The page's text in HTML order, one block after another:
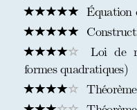
Équation
Loi de
formes quadratiques)